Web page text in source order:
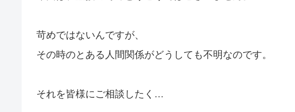
苛めではないんですが、
その時のとある人間関係がどうしても不明なのです。
それを皆様にご相談したく…